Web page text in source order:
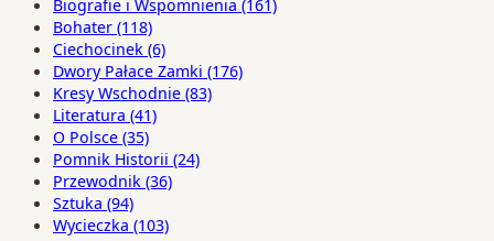
Biografie i Wspomnienia (161)
Bohater (118)
Ciechocinek (6)
Dwory Pałace Zamki (176)
Kresy Wschodnie (83)
Literatura (41)
O Polsce (35)
Pomnik Historii (24)
Przewodnik (36)
Sztuka (94)
Wycieczka (103)